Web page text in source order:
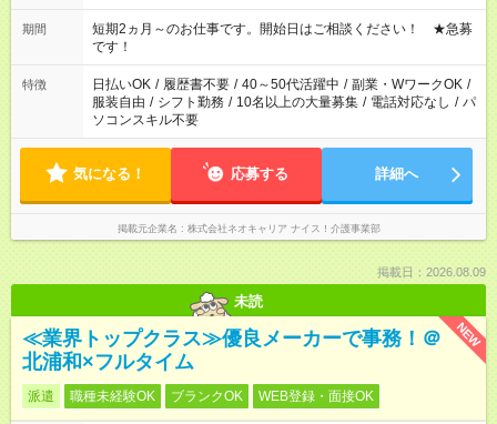
のご都合に合わせて勤務時間をご相談ください！ ★家庭の都合
でお休みや時間の調整が必要な場合も遠慮なくご相談くださ
い。
期間
短期2ヵ月～のお仕事です。開始日はご相談ください！ ★急募
です！
特徴 日払いOK / 履歴書不要 / 40～50代活躍中 / 副業・WワークOK /
服装自由 / シフト勤務 / 10名以上の大量募集 / 電話対応なし / パ
ソコンスキル不要
気になる！ 応募する 詳細へ
掲載元企業名 株式会社ネオキャリア ナイス！介護事業部
掲載日：2026.08.09
未読
NEW
≪業界トップクラス≫優良メーカーで事務！＠
北浦和×フルタイム
派遣 職種未経験OK ブランクOK WEB登録・面接OK